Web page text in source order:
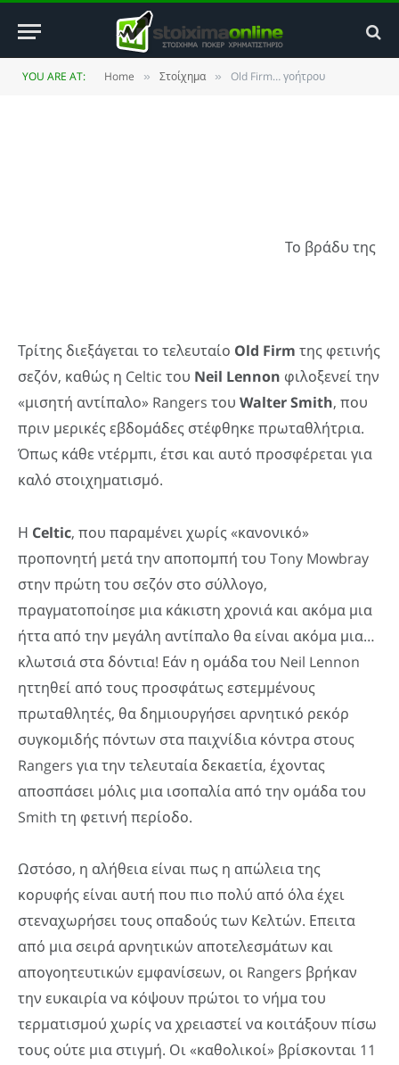
YOU ARE AT: Home » Στοίχημα » Old Firm… γοήτρου
Old Firm… γοήτρου
BY ΚΏΣΤΑΣ ΒΡΟΥΛΉΣ 4 MAY 2010 UPDATED: 4
NO COMMENTS 3 MINS READ
Το βράδυ της
Τρίτης διεξάγεται το τελευταίο Old Firm της φετινής
σεζόν, καθώς η Celtic του Neil Lennon φιλοξενεί την
«μισητή αντίπαλο» Rangers του WalterSmith, που
πριν μερικές εβδομάδες στέφθηκε πρωταθλήτρια.
Όπως κάθε ντέρμπι, έτσι και αυτό προσφέρεται για
καλό στοιχηματισμό.
Η Celtic, που παραμένει χωρίς «κανονικό»
προπονητή μετά την αποπομπή του Tony Mowbray
στην πρώτη του σεζόν στο σύλλογο,
πραγματοποίησε μια κάκιστη χρονιά και ακόμα μια
ήττα από την μεγάλη αντίπαλο θα είναι ακόμα μια…
κλωτσιά στα δόντια! Εάν η ομάδα του Neil Lennon
ηττηθεί από τους προσφάτως εστεμμένους
πρωταθλητές, θα δημιουργήσει αρνητικό ρεκόρ
συγκομιδής πόντων στα παιχνίδια κόντρα στους
Rangers για την τελευταία δεκαετία, έχοντας
αποσπάσει μόλις μια ισοπαλία από την ομάδα του
Smith τη φετινή περίοδο.
Ωστόσο, η αλήθεια είναι πως η απώλεια της
κορυφής είναι αυτή που πιο πολύ από όλα έχει
στεναχωρήσει τους οπαδούς των Κελτών. Επειτα
από μια σειρά αρνητικών αποτελεσμάτων και
απογοητευτικών εμφανίσεων, οι Rangers βρήκαν
την ευκαιρία να κόψουν πρώτοι το νήμα του
τερματισμού χωρίς να χρειαστεί να κοιτάξουν πίσω
τους ούτε μια στιγμή. Οι «καθολικοί» βρίσκονται 11